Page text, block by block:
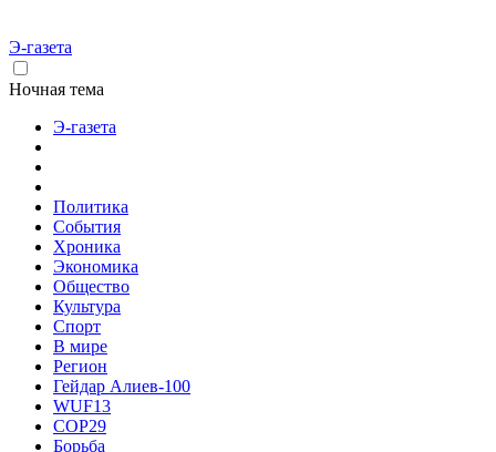
Э-газета
Ночная тема
Э-газета
Политика
События
Хроника
Экономика
Общество
Культура
Спорт
В мире
Регион
Гейдар Алиев-100
WUF13
COP29
Борьба